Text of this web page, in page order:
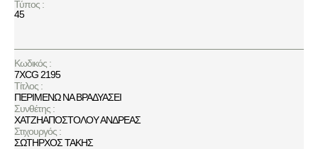
Τύπος :
45
Κωδικός :
7XCG 2195
Τίτλος :
ΠΕΡΙΜΕΝΩ ΝΑ ΒΡΑΔΥΑΣΕΙ
Συνθέτης :
ΧΑΤΖΗΑΠΟΣΤΟΛΟΥ ΑΝΔΡΕΑΣ
Στιχουργός :
ΣΩΤΗΡΧΟΣ ΤΑΚΗΣ